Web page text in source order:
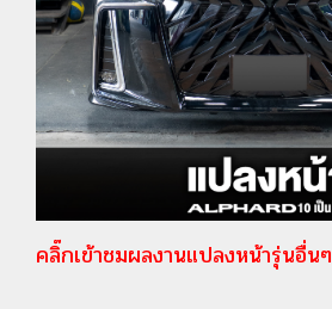
คลิ๊กเข้าชมผลงานแปลงหน้ารุ่นอื่นๆ